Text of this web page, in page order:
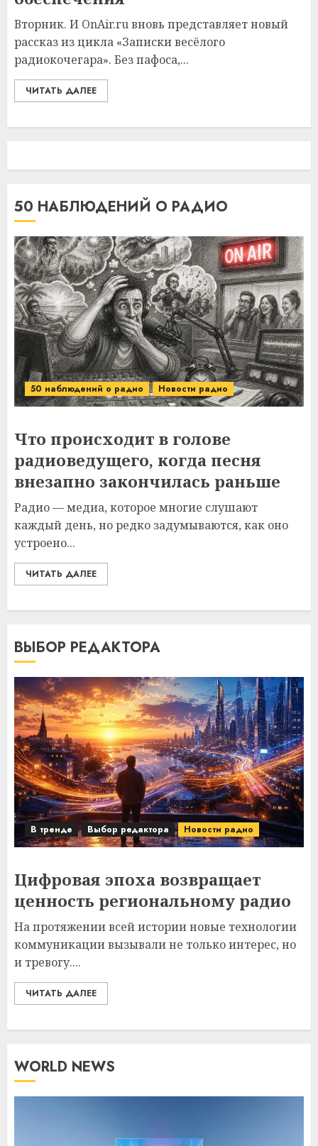
Вторник. И OnAir.ru вновь представляет новый
рассказ из цикла «Записки весёлого
радиокочегара». Без пафоса,...
ЧИТАТЬ ДАЛЕЕ
50 НАБЛЮДЕНИЙ О РАДИО
50 наблюдений о радио Новости радио
Что происходит в голове
радиоведущего, когда песня
внезапно закончилась раньше
Радио — медиа, которое многие слушают
каждый день, но редко задумываются, как оно
устроено...
ЧИТАТЬ ДАЛЕЕ
ВЫБОР РЕДАКТОРА
В тренде Выбор редактора Новости радио
Цифровая эпоха возвращает
ценность региональному радио
На протяжении всей истории новые технологии
коммуникации вызывали не только интерес, но
и тревогу....
ЧИТАТЬ ДАЛЕЕ
WORLD NEWS